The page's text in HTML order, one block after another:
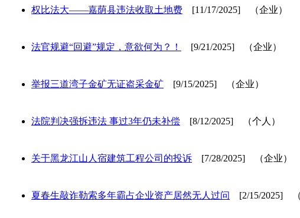
权比法大——嘉荫县违法收取土地费 [11/17/2025] （企业）
法官规避“回避”规定，意欲何为？！ [9/21/2025] （企业）
举报三道湾子金矿无证盗采金矿 [9/15/2025] （企业）
法院判决强拆违法 事过3年仍未补偿 [8/12/2025] （个人）
关于黑龙江山人宿建筑工程公司的投诉 [7/28/2025] （企业）
夏春生敲诈勒索多年霸占企业资产居然无人过问 [2/15/2025] （